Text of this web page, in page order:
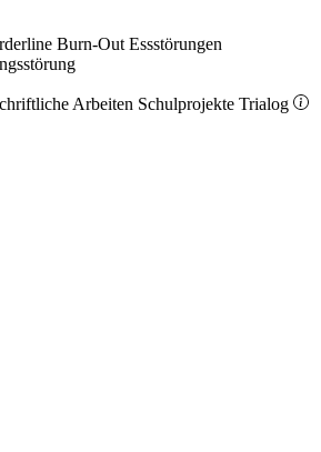
Burn-Out Essstörungen
Arbeiten Schulprojekte Trialog